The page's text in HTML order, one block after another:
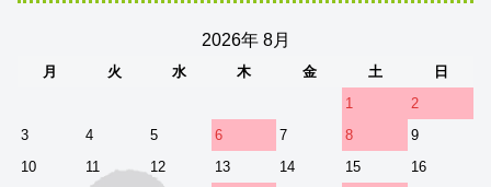
2026年 8月
月 火 水 木 金 土
日
1
2
3
4 5 6 7 8
9
10
11 12 13 14 15
16